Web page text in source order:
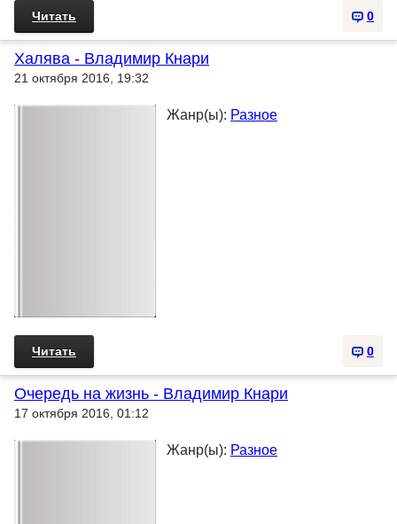
0
Читать
Халява - Владимир Кнари
21 октября 2016, 19:32
Жанр(ы): Разное
0
Читать
Очеpедь на жизнь - Владимир Кнари
17 октября 2016, 01:12
Жанр(ы): Разное